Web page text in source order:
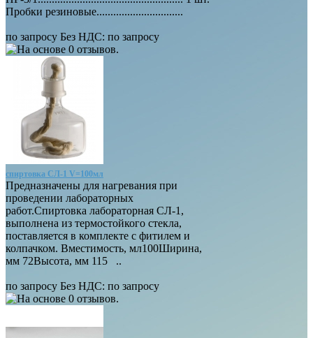
Пробки резиновые...............................
по запросу Без НДС: по запросу
спиртовка СЛ-1 V=100мл
Предназначены для нагревания при
проведении лабораторных
работ.Спиртовка лабораторная СЛ-1,
выполнена из термостойкого стекла,
поставляется в комплекте с фитилем и
колпачком. Вместимость, мл100Ширина,
мм 72Высота, мм 115 ..
по запросу Без НДС: по запросу